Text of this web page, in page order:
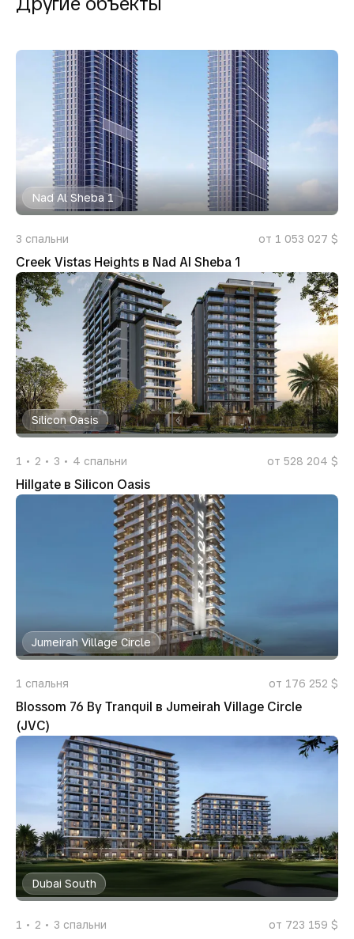
Nad Al Sheba 1
3 спальни от 1 053 027 $
Creek Vistas Heights в Nad Al Sheba 1
Silicon Oasis
1 2 3 4 спальни от 528 204 $
Hillgate в Silicon Oasis
Jumeirah Village Circle
1 спальня от 176 252 $
Blossom 76 By Tranquil в Jumeirah Village Circle
(JVC)
Dubai South
1 2 3 спальни от 723 159 $